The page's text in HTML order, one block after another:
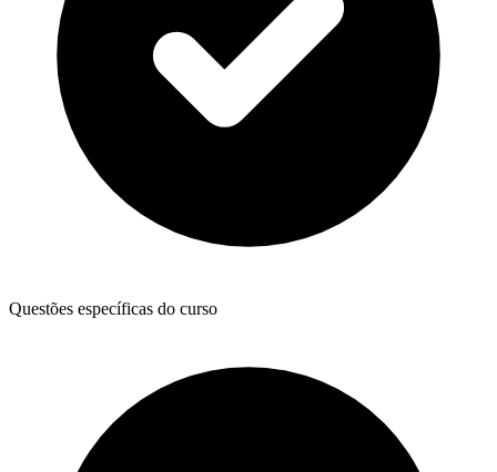
Questões específicas do curso